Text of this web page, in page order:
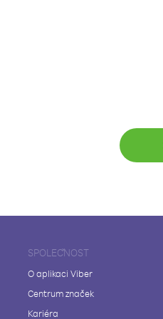
SPOLEČNOST
O aplikaci Viber
Centrum značek
Kariéra